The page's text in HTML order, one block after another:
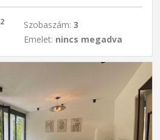
2 Szobaszám: 3
Emelet: nincs megadva